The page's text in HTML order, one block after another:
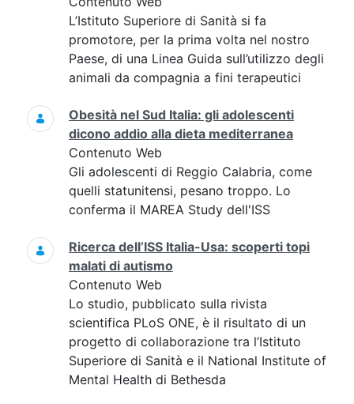
L’Istituto Superiore di Sanità si fa
promotore, per la prima volta nel nostro
Paese, di una Linea Guida sull’utilizzo degli
animali da compagnia a fini terapeutici
Obesità nel Sud Italia: gli adolescenti
dicono addio alla dieta mediterranea
Contenuto Web
Gli adolescenti di Reggio Calabria, come
quelli statunitensi, pesano troppo. Lo
conferma il MAREA Study dell'ISS
Ricerca dell’ISS Italia-Usa: scoperti topi
malati di autismo
Contenuto Web
Lo studio, pubblicato sulla rivista
scientifica PLoS ONE, è il risultato di un
progetto di collaborazione tra l’Istituto
Superiore di Sanità e il National Institute of
Mental Health di Bethesda